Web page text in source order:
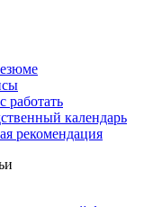
работать
календарь
рекомендация